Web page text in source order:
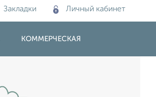
Закладки Личный кабинет
КОММЕРЧЕСКАЯ